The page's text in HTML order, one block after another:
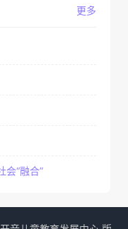
更多
会“融合”